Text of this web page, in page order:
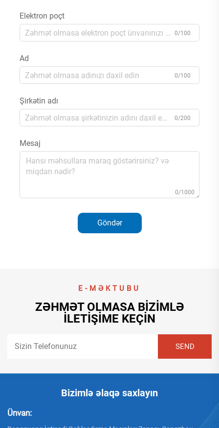
Elektron poçt
0/100
Ad
0/100
Şirkətin adı
0/200
Mesaj
0/1000
Göndər
E-MƏKTUBU
ZƏHMƏT OLMASA BIZIMLƏ
İLETIŞIME KEÇIN
Bizimlə əlaqə saxlayın
Ünvan: